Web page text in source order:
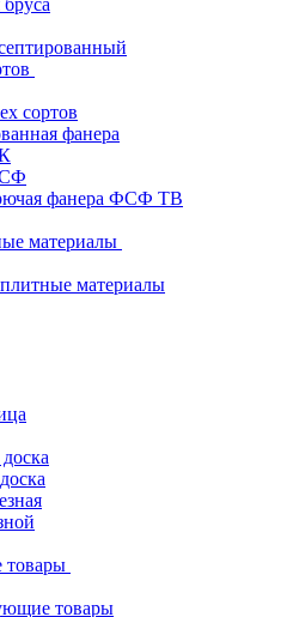
сортов
фанера
фанера ФСФ ТВ
материалы
материалы
товары
товары